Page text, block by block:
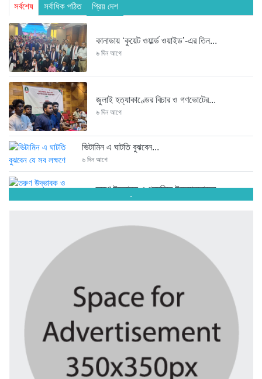
সর্বশেষ সর্বাধিক পঠিত প্রিয় দেশ
কানাডায় ‘কুয়েট ওয়ার্ল্ড ওয়াইড’-এর তিন...
৬ দিন আগে
জুলাই হত্যাকাণ্ডের বিচার ও গণভোটের...
৬ দিন আগে
ভিটামিন এ ঘাটতি বুঝবেন...
৬ দিন আগে
তরুণ উদ্ভাবক ও প্রযুক্তি উদ্যোক্তাদের...
৬ দিন আগে
মাদরাসাকে অবহেলা করা শুরু মুজিব...
বাংলাদেশে এসে মার্কিন দূতের ভারতের...
অনেক পরিবার এখনো তাঁদের স্বজন...
৬ দিন আগে
.